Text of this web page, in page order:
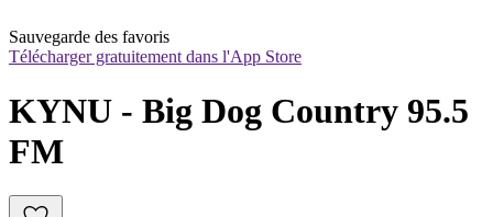
Sauvegarde des favoris
Télécharger gratuitement dans l'App Store
KYNU - Big Dog Country 95.5
FM